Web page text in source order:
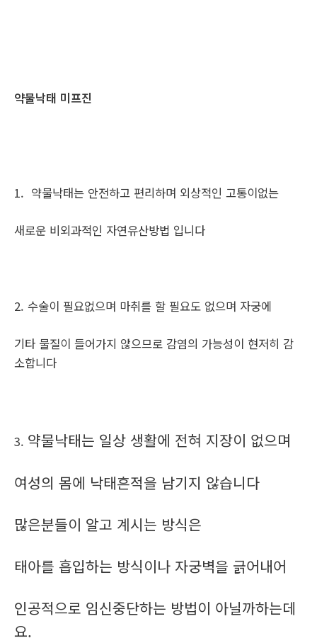
약물낙태 미프진
1. 약물낙태는 안전하고 편리하며 외상적인 고통이없는
새로운 비외과적인 자연유산방법 입니다
2. 수술이 필요없으며 마취를 할 필요도 없으며 자궁에
기타 물질이 들어가지 않으므로 감염의 가능성이 현저히 감
소합니다
3. 약물낙태는 일상 생활에 전혀 지장이 없으며
여성의 몸에 낙태흔적을 남기지 않습니다
많은분들이 알고 계시는 방식은
태아를 흡입하는 방식이나 자궁벽을 긁어내어
인공적으로 임신중단하는 방법이 아닐까하는데
요.